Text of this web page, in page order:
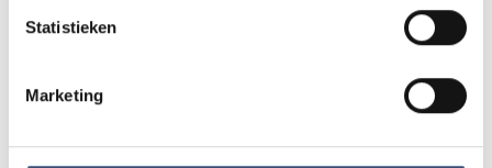
Statistieken
Marketing
AUG.
DO
AUG. 📍Ouddorp🕐19:30